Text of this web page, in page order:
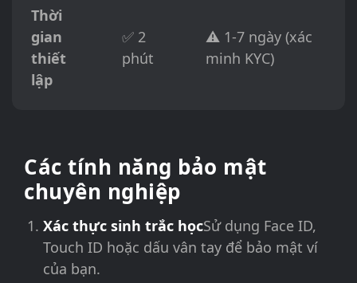
Thời
gian
thiết
lập
✅ 2
phút
⚠️ 1-7 ngày (xác
minh KYC)
Các tính năng bảo mật
chuyên nghiệp
Xác thực sinh trắc họcSử dụng Face ID,
Touch ID hoặc dấu vân tay để bảo mật ví
của bạn.